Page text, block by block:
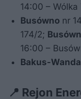
14:00 –
Busówno nr
174/2;
16:00 –
Bakus-Wanda
📍 Rejon